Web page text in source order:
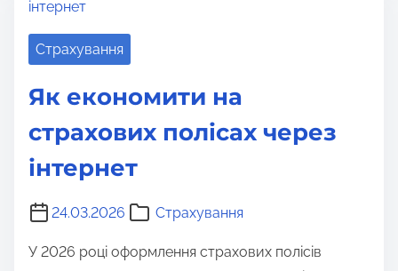
Страхування
Як економити на
страхових полісах через
інтернет
24.03.2026 Страхування
У 2026 році оформлення страхових полісів